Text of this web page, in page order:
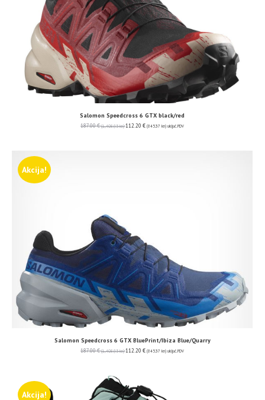
Salomon Speedcross 6 GTX black/red
187.00€ (1,408.95 kn) 112.20 € (845.37 kn) uključ. PDV
Akcija!
Salomon Speedcross 6 GTX BluePrint/Ibiza Blue/Quarry
187.00€ (1,408.95 kn) 112.20 € (845.37 kn) uključ. PDV
Akcija!